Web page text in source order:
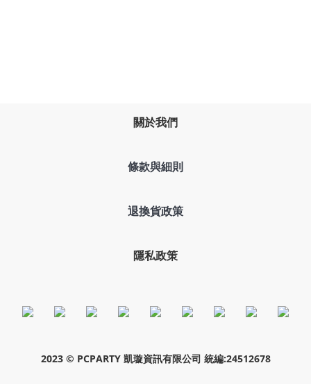
關於我們
條款與細則
退換貨政策
隱私政策
2023 © PCPARTY 凱璇資訊有限公司 統編:24512678